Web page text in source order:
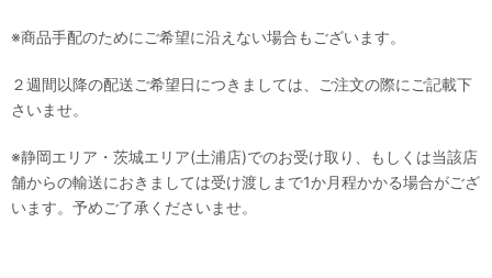
※商品手配のためにご希望に沿えない場合もございます。
２週間以降の配送ご希望日につきましては、ご注文の際にご記載下
さいませ。
※静岡エリア・茨城エリア(土浦店)でのお受け取り、もしくは当該店
舗からの輸送におきましては受け渡しまで1か月程かかる場合がござ
います。予めご了承くださいませ。